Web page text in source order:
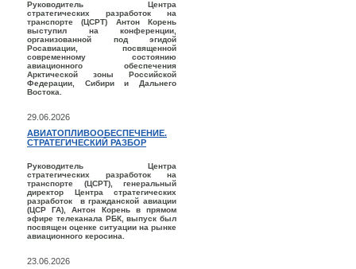
Руководитель Центра
стратегических разработок на
транспорте (ЦСРТ) Антон Корень
выступил на конференции,
организованной под эгидой
Росавиации, посвященной
современному состоянию
авиационного обеспечения
Арктической зоны Российской
Федерации, Сибири и Дальнего
Востока.
29.06.2026
АВИАТОПЛИВООБЕСПЕЧЕНИЕ.
СТРАТЕГИЧЕСКИЙ РАЗБОР
Руководитель Центра
стратегических разработок на
транспорте (ЦСРТ), генеральный
директор Центра стратегических
разработок в гражданской авиации
(ЦСР ГА), Антон Корень в прямом
эфире телеканала РБК, выпуск был
посвящен оценке ситуации на рынке
авиационного керосина.
23.06.2026